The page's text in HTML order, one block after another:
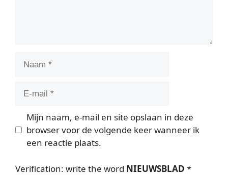
Mijn naam, e-mail en site opslaan in deze
browser voor de volgende keer wanneer ik
een reactie plaats.
Verification: write the word NIEUWSBLAD *